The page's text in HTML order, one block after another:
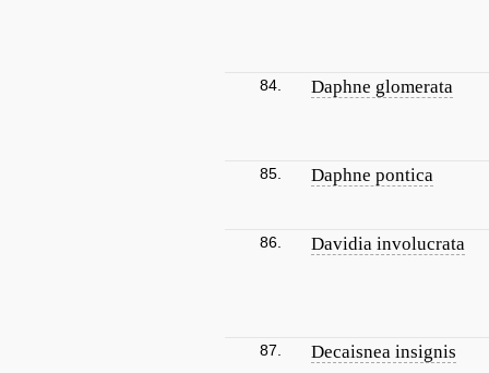
84. Daphne glomerata
85. Daphne pontica
86. Davidia involucrata
87. Decaisnea insignis